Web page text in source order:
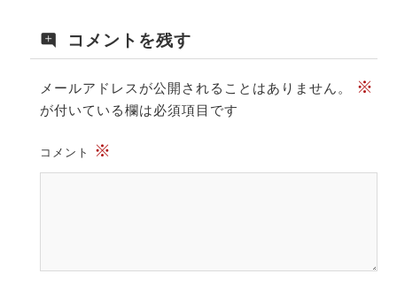
コメントを残す
メールアドレスが公開されることはありません。 ※
が付いている欄は必須項目です
コメント ※